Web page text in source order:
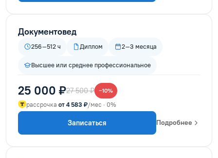
Документовед
256–512 ч Диплом 2–3 месяца
Высшее или среднее профессиональное
25 000 ₽27 500 ₽ −10%
рассрочка от 4 583 ₽/мес · 0%
Записаться Подробнее